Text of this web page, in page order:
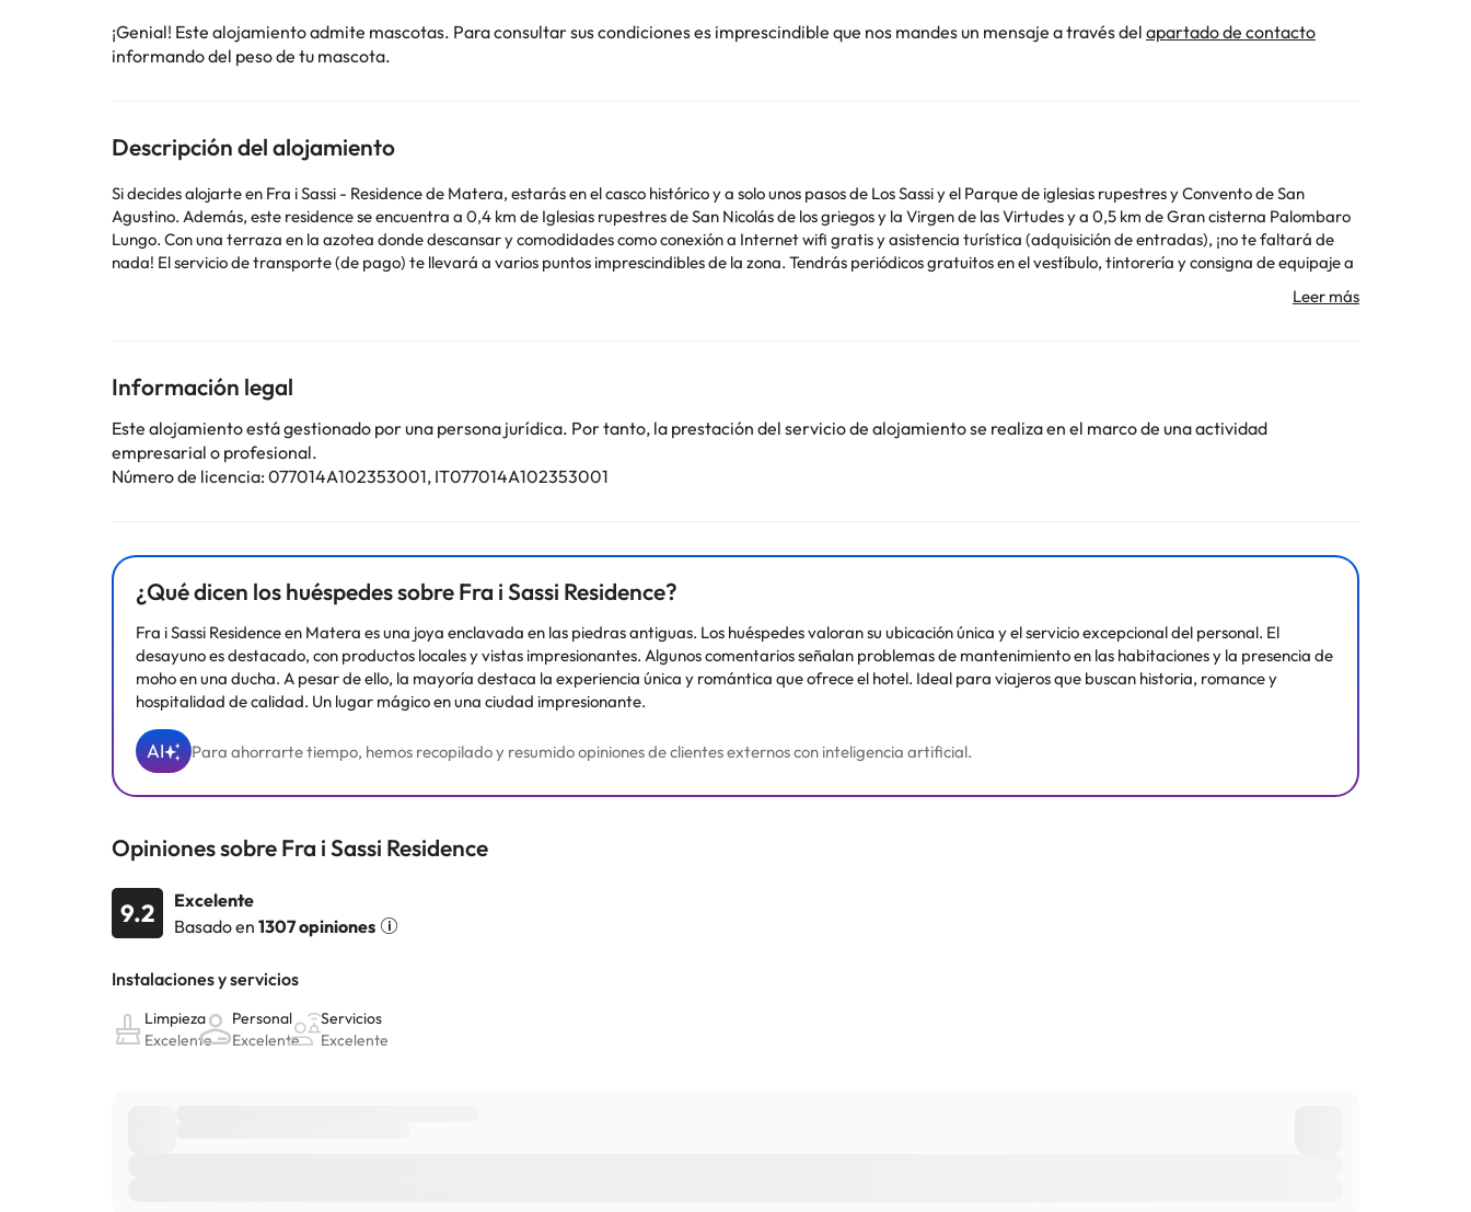
¡Genial! Este alojamiento admite mascotas. Para consultar sus condiciones es imprescindible que nos mandes un mensaje a través del apartado de contacto
informando del peso de tu mascota.
Descripción del alojamiento
Si decides alojarte en Fra i Sassi - Residence de Matera, estarás en el casco histórico y a solo unos pasos de Los Sassi y el Parque de iglesias rupestres y Convento de San
Agustino. Además, este residence se encuentra a 0,4 km de Iglesias rupestres de San Nicolás de los griegos y la Virgen de las Virtudes y a 0,5 km de Gran cisterna Palombaro
Lungo. Con una terraza en la azotea donde descansar y comodidades como conexión a Internet wifi gratis y asistencia turística (adquisición de entradas), ¡no te faltará de
nada! El servicio de transporte (de pago) te llevará a varios puntos imprescindibles de la zona. Tendrás periódicos gratuitos en el vestíbulo, tintorería y consigna de equipaje a
aparcamiento sin asistencia (de pago). Aprovecha el servicio de habitaciones con horario limitado de este residence. Qué mejor forma de acabar el día que con una bebida en
canales digitales para entretenerte. Entre las comodidades, se incluyen caja fuerte y escritorio, además de un servicio de limpieza disponible todos los días.
Algunos de los servicios detallados pueden ser de pago. Puedes consultar sus tarifas directamente en el establecimiento. Toda la información de esta ficha está sujeta a
Información legal
Este alojamiento está gestionado por una persona jurídica. Por tanto, la prestación del servicio de alojamiento se realiza en el marco de una actividad
empresarial o profesional.
Número de licencia: 077014A102353001, IT077014A102353001
¿Qué dicen los huéspedes sobre Fra i Sassi Residence?
Fra i Sassi Residence en Matera es una joya enclavada en las piedras antiguas. Los huéspedes valoran su ubicación única y el servicio excepcional del personal. El
desayuno es destacado, con productos locales y vistas impresionantes. Algunos comentarios señalan problemas de mantenimiento en las habitaciones y la presencia de
moho en una ducha. A pesar de ello, la mayoría destaca la experiencia única y romántica que ofrece el hotel. Ideal para viajeros que buscan historia, romance y
hospitalidad de calidad. Un lugar mágico en una ciudad impresionante.
AI Para ahorrarte tiempo, hemos recopilado y resumido opiniones de clientes externos con inteligencia artificial.
Opiniones sobre Fra i Sassi Residence
9.2
Excelente
Basado en 1307 opiniones